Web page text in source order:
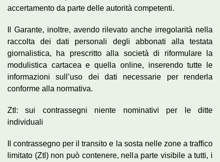
accertamento da parte delle autorità competenti.
Il Garante, inoltre, avendo rilevato anche irregolarità nella
raccolta dei dati personali degli abbonati alla testata
giornalistica, ha prescritto alla società di riformulare la
modulistica cartacea e quella online, inserendo tutte le
informazioni sull’uso dei dati necessarie per renderla
conforme alla normativa.
Ztl: sui contrassegni niente nominativi per le ditte
individuali
Il contrassegno per il transito e la sosta nelle zone a traffico
limitato (Ztl) non può contenere, nella parte visibile a tutti, i